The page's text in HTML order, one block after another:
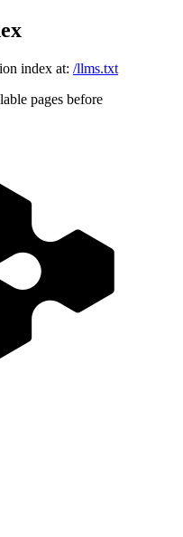
index at: /llms.txt
pages before